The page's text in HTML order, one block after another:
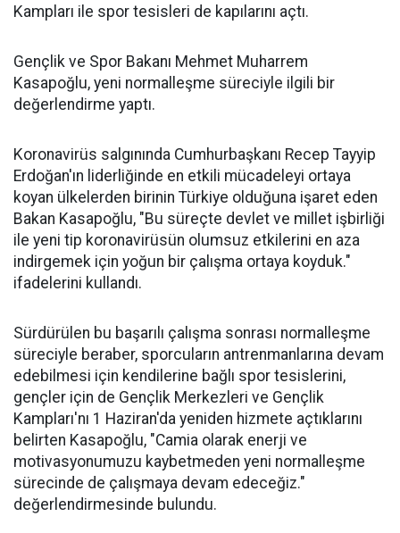
Kampları ile spor tesisleri de kapılarını açtı.
Gençlik ve Spor Bakanı Mehmet Muharrem
Kasapoğlu, yeni normalleşme süreciyle ilgili bir
değerlendirme yaptı.
Koronavirüs salgınında Cumhurbaşkanı Recep Tayyip
Erdoğan'ın liderliğinde en etkili mücadeleyi ortaya
koyan ülkelerden birinin Türkiye olduğuna işaret eden
Bakan Kasapoğlu, "Bu süreçte devlet ve millet işbirliği
ile yeni tip koronavirüsün olumsuz etkilerini en aza
indirgemek için yoğun bir çalışma ortaya koyduk."
ifadelerini kullandı.
Sürdürülen bu başarılı çalışma sonrası normalleşme
süreciyle beraber, sporcuların antrenmanlarına devam
edebilmesi için kendilerine bağlı spor tesislerini,
gençler için de Gençlik Merkezleri ve Gençlik
Kampları'nı 1 Haziran'da yeniden hizmete açtıklarını
belirten Kasapoğlu, "Camia olarak enerji ve
motivasyonumuzu kaybetmeden yeni normalleşme
sürecinde de çalışmaya devam edeceğiz."
değerlendirmesinde bulundu.